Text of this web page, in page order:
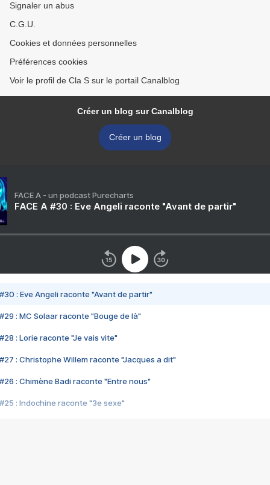
Signaler un abus
C.G.U.
Cookies et données personnelles
Préférences cookies
Voir le profil de Cla S sur le portail Canalblog
Créer un blog sur Canalblog
Créer un blog
FACE A - un podcast Purecharts
FACE A #30 : Eve Angeli raconte "Avant de partir"
#30 : Eve Angeli raconte "Avant de partir"
#29 : MC Solaar raconte "Bouge de là"
#28 : Lorie raconte "Je vais vite"
#27 : Christophe Willem raconte "Jacques a dit"
#26 : Chimène Badi raconte "Entre nous"
#25 : Indochine raconte "3e sexe"